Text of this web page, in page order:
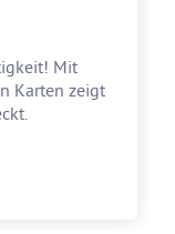
Mit
Karten zeigt